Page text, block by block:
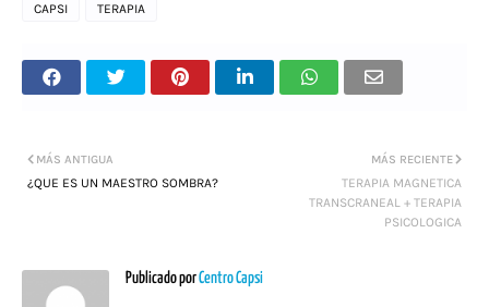
CAPSI TERAPIA
MÁS RECIENTE
TERAPIA MAGNETICA
TRANSCRANEAL + TERAPIA
PSICOLOGICA
MÁS ANTIGUA
¿QUE ES UN MAESTRO SOMBRA?
Publicado porCentro Capsi